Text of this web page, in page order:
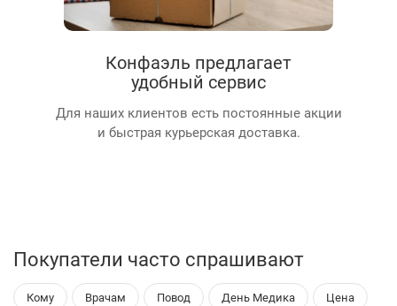
Конфаэль предлагает
удобный сервис
Для наших клиентов есть постоянные акции
и быстрая курьерская доставка.
Покупатели часто спрашивают
Кому Врачам Повод День Медика Цена